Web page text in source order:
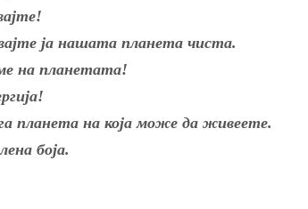
ја нашата планета чиста.
на планетата!
планета на која може да живеете.
боја.